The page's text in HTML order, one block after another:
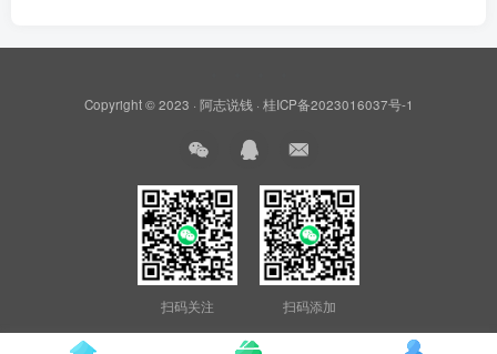
Copyright © 2023 · 阿志说钱 · 桂ICP备2023016037号-1
扫码关注 扫码添加